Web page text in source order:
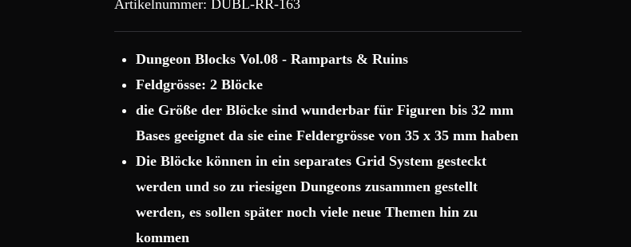
Artikelnummer: DUBL-RR-163
Dungeon Blocks Vol.08 - Ramparts & Ruins
Feldgrösse: 2 Blöcke
die Größe der Blöcke sind wunderbar für Figuren bis 32 mm
Bases geeignet da sie eine Feldergrösse von 35 x 35 mm haben
Die Blöcke können in ein separates Grid System gesteckt
werden und so zu riesigen Dungeons zusammen gestellt
werden, es sollen später noch viele neue Themen hin zu
kommen